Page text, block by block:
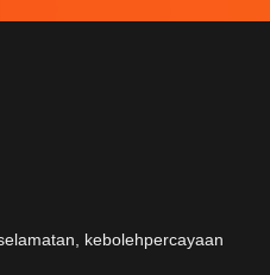
kebolehpercayaan